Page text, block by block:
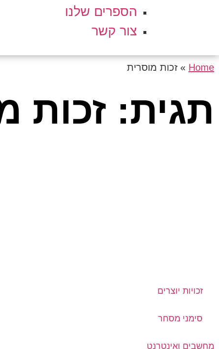
הספרים שלנו
צור קשר
Home
»זכות מוסרית
תגית: זכות
זכויות יוצרים
סימני מסחר
מחשבים ואינטרנט